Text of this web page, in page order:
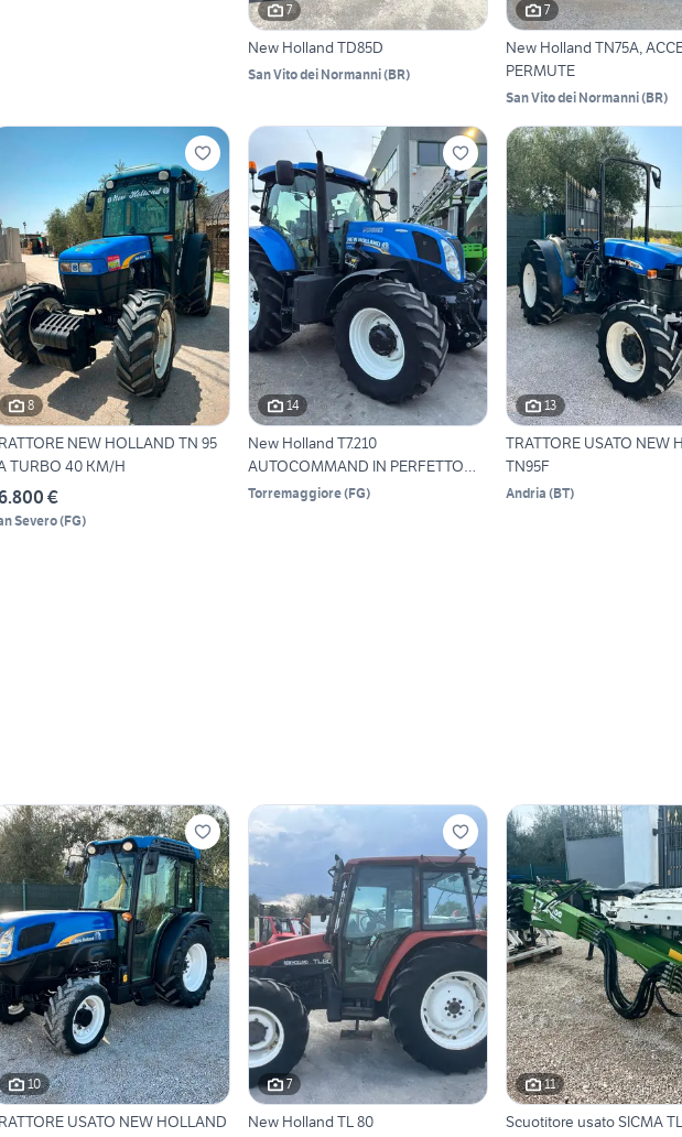
7
New Holland TD85D
San Vito dei Normanni(BR)
7
New Holland TN75A,
PERMUTE
San Vito dei Normanni(BR)
8
NEW HOLLAND TN 95
TURBO 40 KM/H
€
Severo(FG)
14
New Holland T7.210
AUTOCOMMAND IN PERFETTO
STATO
Torremaggiore(FG)
13
TRATTORE USATO NEW
TN95F
Andria (BT)
10
USATO NEW HOLLAND
7
New Holland TL 80
11
Scuotitore usato SICMA